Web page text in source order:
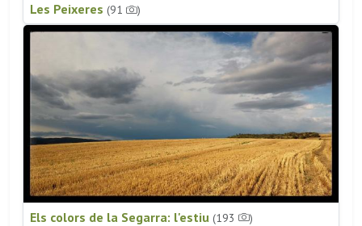
Les Peixeres (91 )
Els colors de la Segarra: l'estiu (193 )